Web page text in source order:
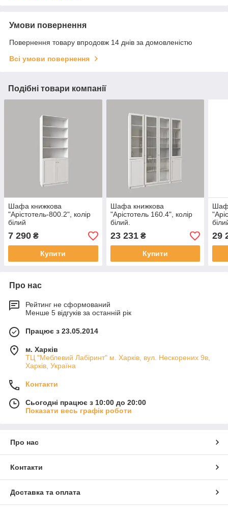
Умови повернення
Повернення товару впродовж 14 днів за домовленістю
Всі умови повернення
Подібні товари компанії
Шафа книжкова
"Арістотель-800.2", колір
білий
7 290 ₴
Купити
Шафа книжкова
"Арістотель 160.4", колір
білий.
23 231₴
Купити
29
Про нас
Рейтинг не сформований
Менше 5 відгуків за останній рік
Працює з 23.05.2014
м. Харків
ТЦ "Меблевий Лабіринт" м. Харків, вул. Нескорених 9в,
Харків, Україна
Контакти
Сьогодні працює з 10:00 до 20:00
Показати весь графік роботи
Про нас
Контакти
Доставка та оплата